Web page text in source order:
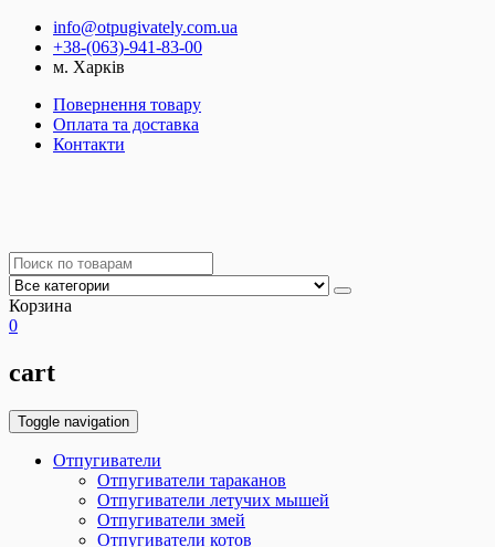
info@otpugivately.com.ua
+38-(063)-941-83-00
м. Харків
Повернення товару
Оплата та доставка
Контакти
Корзина
0
cart
Toggle navigation
Отпугиватели
Отпугиватели тараканов
Отпугиватели летучих мышей
Отпугиватели змей
Отпугиватели котов